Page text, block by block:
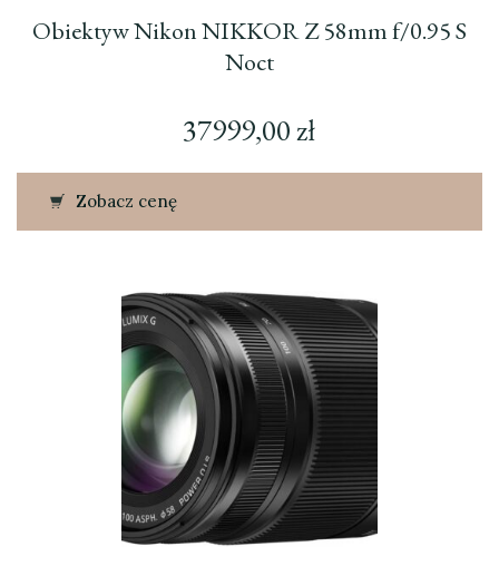
Obiektyw Nikon NIKKOR Z 58mm f/0.95 S
Noct
37999,00zł
Zobacz cenę